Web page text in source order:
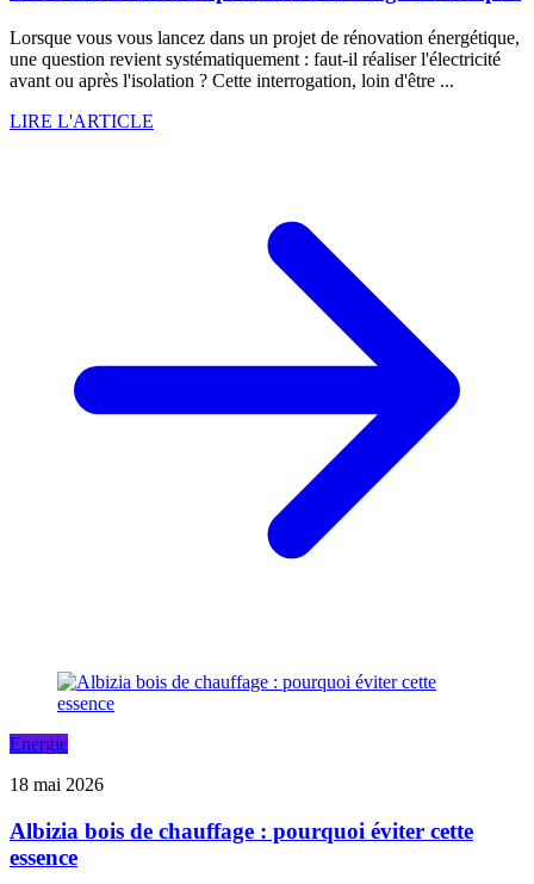
Lorsque vous vous lancez dans un projet de rénovation énergétique,
une question revient systématiquement : faut-il réaliser l'électricité
avant ou après l'isolation ? Cette interrogation, loin d'être ...
LIRE L'ARTICLE
Energie
18 mai 2026
Albizia bois de chauffage : pourquoi éviter cette
essence